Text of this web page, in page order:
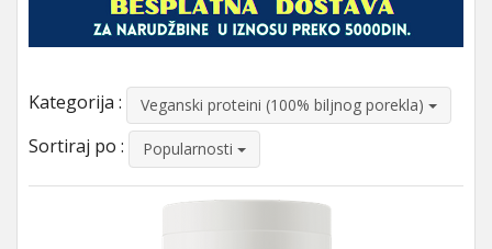
Kategorija : Veganski proteini (100% biljnog porekla)
Sortiraj po : Popularnosti